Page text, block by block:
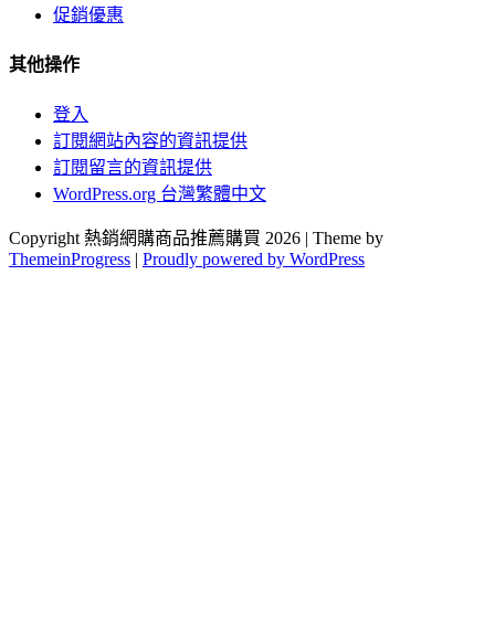
促銷優惠
其他操作
登入
訂閱網站內容的資訊提供
訂閱留言的資訊提供
WordPress.org 台灣繁體中文
Copyright 熱銷網購商品推薦購買 2026 | Theme by
ThemeinProgress | Proudly powered by WordPress